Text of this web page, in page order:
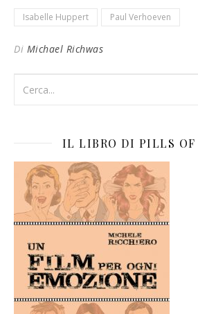
Isabelle Huppert Paul Verhoeven
Di Michael Richwas
IL LIBRO DI PILLS OF